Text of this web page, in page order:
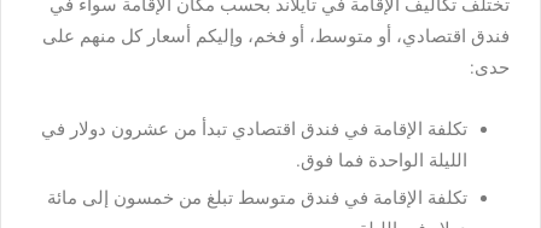
تختلف تكاليف الإقامة في تايلاند بحسب مكان الإقامة سواء في
فندق اقتصادي، أو متوسط، أو فخم، وإليكم أسعار كل منهم على
حدى:
تكلفة الإقامة في فندق اقتصادي تبدأ من عشرون دولار في
الليلة الواحدة فما فوق.
تكلفة الإقامة في فندق متوسط تبلغ من خمسون إلى مائة